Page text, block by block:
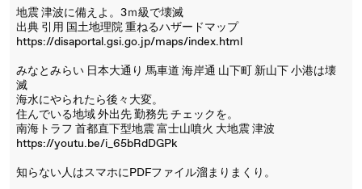
地震 津波に備えよ。3ｍ級で壊滅
出典 引用 国土地理院 重ねるハザードマップ
https://disaportal.gsi.go.jp/maps/index.html
みなとみらい 日本大通り 馬車道 海岸通 山下町 新山下 小港は壊
滅
海水にやられたら後々大変。
住んでいる地域 外出先 勤務先 チェックを。
南海トラフ 首都直下型地震 富士山噴火 大地震 津波
https://youtu.be/i_65bRdDGPk
知らない人はスマホにPDFファイル溜まりまくり。